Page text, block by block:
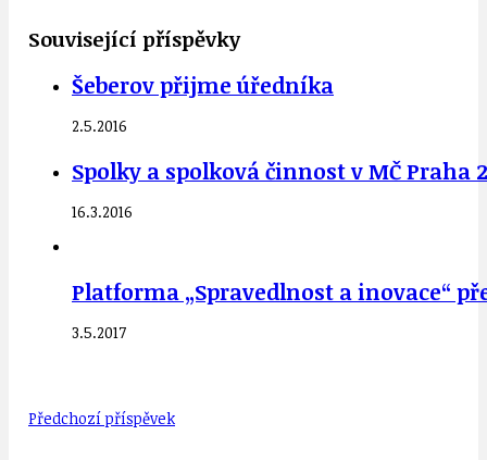
Související příspěvky
Šeberov přijme úředníka
2.5.2016
Spolky a spolková činnost v MČ Praha
16.3.2016
Platforma „Spravedlnost a inovace“
3.5.2017
Předchozí příspěvek